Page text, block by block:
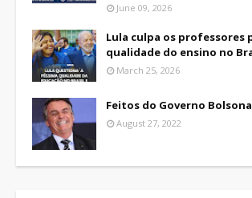
June 09, 2026
Lula culpa os professores
qualidade do ensino no
March 25, 2026
Feitos do Governo
August 27, 2022